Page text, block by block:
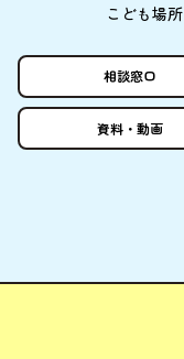
こども場所
相談窓口
資料 ・ 動画